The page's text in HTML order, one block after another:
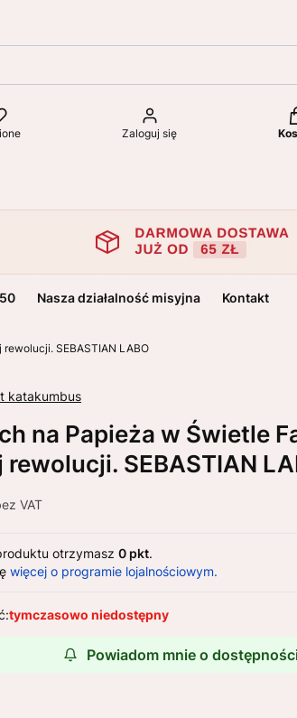
Zaloguj się
Nasza działalność misyjna Kontakt
SEBASTIAN LABO
katakumbus
na Papieża w Świetle
rewolucji. SEBASTIAN
VAT
otrzymasz 0 pkt.
więcej o programie lojalnościowym.
tymczasowo niedostępny
Powiadom mnie o